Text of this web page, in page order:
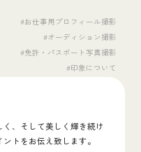
#お仕事用プロフィール撮影
#オーディション撮影
#免許・パスポート写真撮影
#印象について
く、そして美しく輝き続け
ントをお伝え致します。